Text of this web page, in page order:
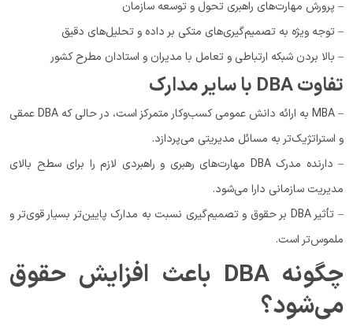
– پرورش مهارت‌های راهبری تحول و توسعه سازمان
– توجه ویژه به تصمیم‌گیری‌های متکی بر داده و تحلیل‌های دقیق
– بالا بردن شبکه ارتباطی و تعامل با مدیران و استادان مطرح کشور
تفاوت DBA با سایر مدارک
– MBA به ارائه دانش عمومی کسب‌وکار متمرکز است، در حالی ‌که DBA عمقی
و استراتژیک‌تر به مسائل مدیریتی می‌پردازد.
– دارنده مدرک DBA مهارت‌های رهبری و راهبردی لازم را برای سطح بالای
مدیریت سازمانی دارا می‌شود.
– تأثیر DBA بر حقوق و تصمیم‌گیری نسبت به مدارک پایین‌تر بسیار قوی‌تر و
ملموس‌تر است.
چگونه DBA باعث افزایش حقوق
می‌شود؟